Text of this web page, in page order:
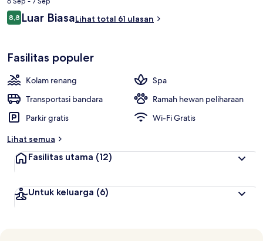
Ulasan
8,88,8 dari 10
Luar BiasaLihat total 61 ulasan
Fasilitas populer
Kolam renang
Spa
Transportasi bandara
Ramah hewan peliharaan
Parkir gratis
Wi-Fi Gratis
Lihat semua
Fasilitas utama (12)
Untuk keluarga (6)